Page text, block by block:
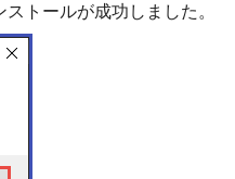
トールが成功しました。